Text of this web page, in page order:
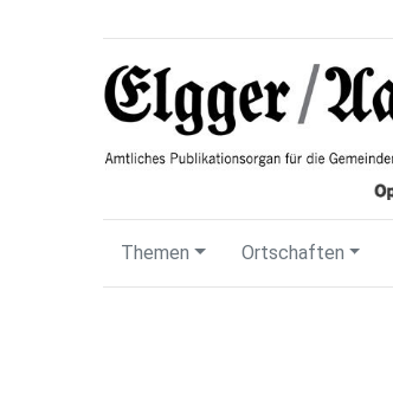
Themen Ortschaften